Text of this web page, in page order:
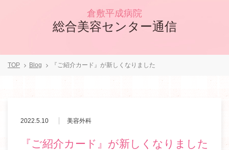
倉敷平成病院
総合美容センター通信
TOP Blog 『ご紹介カード』が新しくなりました
2022.5.10 美容外科
『ご紹介カード』が新しくなりました